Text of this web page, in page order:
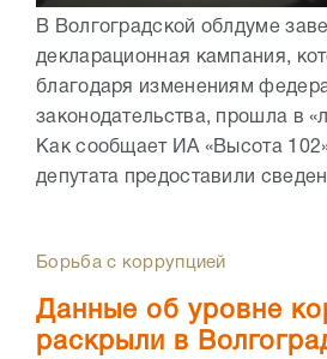
В Волгоградской облдуме
декларационная кампания,
благодаря изменениям
законодательства, прошла в
Как сообщает ИА «Высота
депутата предоставили
Борьба с коррупцией
Данные об уровне
раскрыли в